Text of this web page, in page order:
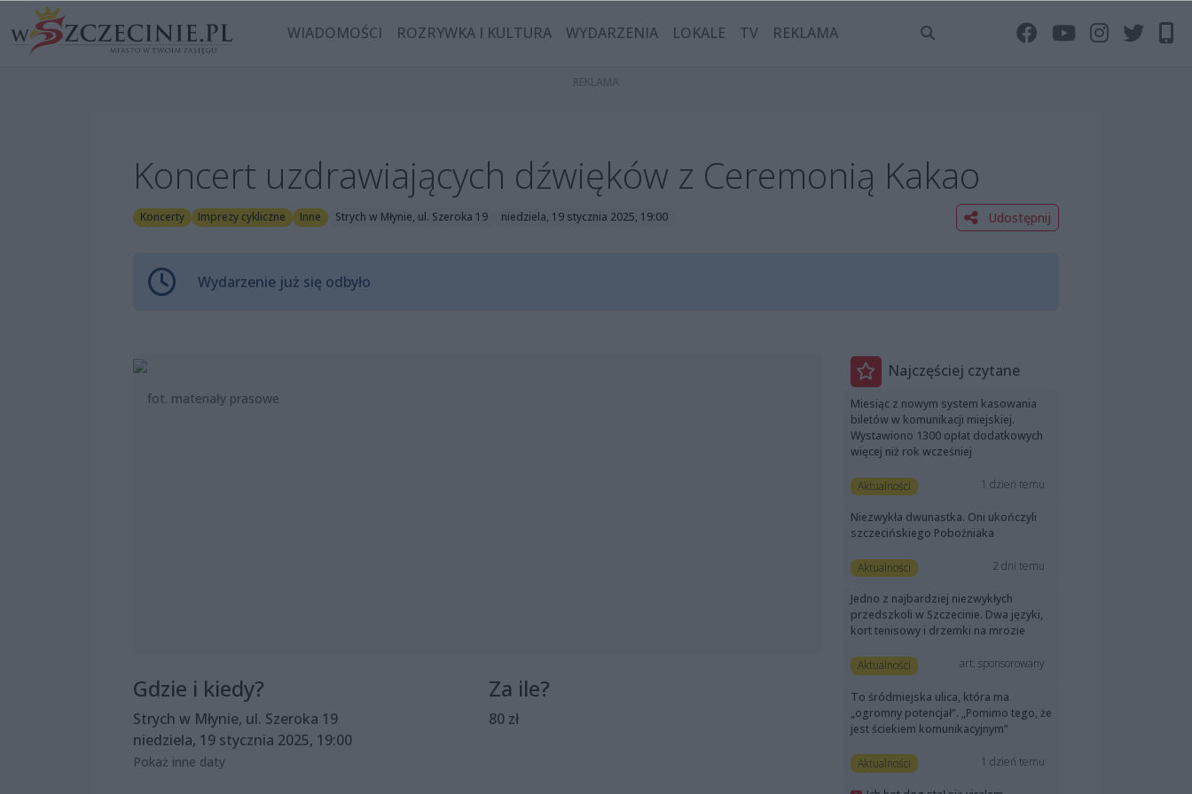
WIADOMOŚCI ROZRYWKA I KULTURA WYDARZENIA LOKALE TV REKLAMA
Koncert uzdrawiających dźwięków z Ceremonią Kakao
Koncerty Imprezy cykliczne Inne Strych w Młynie, ul. Szeroka 19 niedziela, 19 stycznia 2025, 19:00 Udostępnij
Wydarzenie już się odbyło
fot. materiały prasowe
Gdzie i kiedy?
Strych w Młynie, ul. Szeroka 19
niedziela, 19 stycznia 2025, 19:00
Za ile?
80 zł
Pokaż inne daty
Najczęściej czytane
Miesiąc z nowym system kasowania
biletów w komunikacji miejskiej.
Wystawiono 1300 opłat dodatkowych
więcej niż rok wcześniej
Aktualności 1 dzień temu
Niezwykła dwunastka. Oni ukończyli
szczecińskiego Pobożniaka
Aktualności 2 dni temu
Jedno z najbardziej niezwykłych
przedszkoli w Szczecinie. Dwa języki,
kort tenisowy i drzemki na mrozie
Aktualności art. sponsorowany
To śródmiejska ulica, która ma
„ogromny potencjał”. „Pomimo tego, że
jest ściekiem komunikacyjnym”
Aktualności 1 dzień temu